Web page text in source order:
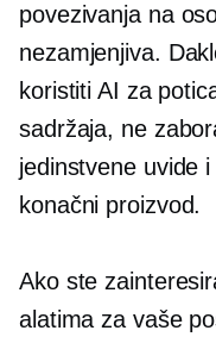
povezivanja na
nezamjenjiva.
koristiti AI za
sadržaja, ne
jedinstvene uvide
konačni proizvod.
Ako ste
alatima za vaše